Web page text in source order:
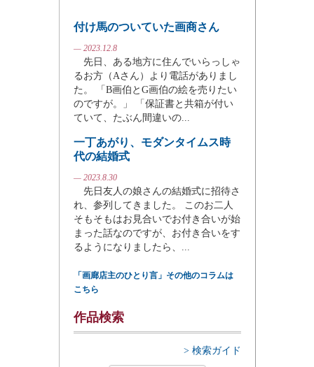
付け馬のついていた画商さん
— 2023.12.8
先日、ある地方に住んでいらっしゃ
るお方（Aさん）より電話がありまし
た。 「B画伯とG画伯の絵を売りたい
のですが。」 「保証書と共箱が付い
ていて、たぶん間違いの...
一丁あがり、モダンタイムス時
代の結婚式
— 2023.8.30
先日友人の娘さんの結婚式に招待さ
れ、参列してきました。 このお二人
そもそもはお見合いでお付き合いが始
まった話なのですが、お付き合いをす
るようになりましたら、...
「画廊店主のひとり言」その他のコラムは
こちら
作品検索
> 検索ガイド